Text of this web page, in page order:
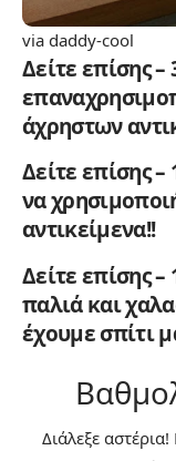
via daddy-cool
Δείτε επίσης –
άχρηστων
Δείτε επίσης –
να
αντικείμενα!!
Δείτε επίσης
παλιά και
έχουμε σπίτι
Διάλεξε